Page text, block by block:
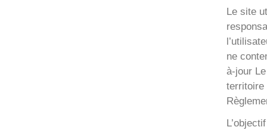
Le site
ne
à-jour
territoire